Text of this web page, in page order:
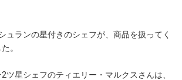
ュランの星付きのシェフが、商品を扱ってく
。
ツ星シェフのティエリー・マルクスさんは、